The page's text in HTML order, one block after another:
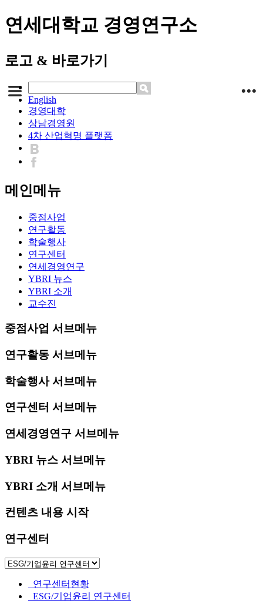
연세대학교 경영연구소
로고 & 바로가기
English
경영대학
상남경영원
4차 산업혁명 플랫폼
메인메뉴
중점사업
연구활동
학술행사
연구센터
연세경영연구
YBRI 뉴스
YBRI 소개
교수진
중점사업 서브메뉴
연구활동 서브메뉴
학술행사 서브메뉴
연구센터 서브메뉴
연세경영연구 서브메뉴
YBRI 뉴스 서브메뉴
YBRI 소개 서브메뉴
컨텐츠 내용 시작
연구센터
연구센터현황
ESG/기업윤리 연구센터